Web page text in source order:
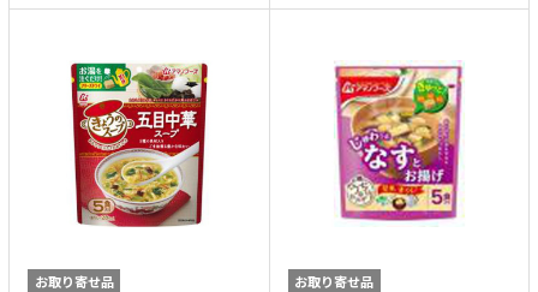
お取り寄せ品 お取り寄せ品